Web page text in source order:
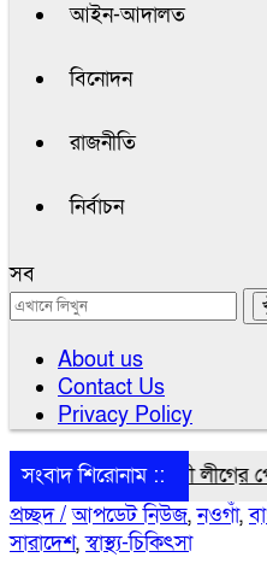
আইন-আদালত
বিনোদন
রাজনীতি
নির্বাচন
সব
About us
Contact Us
Privacy Policy
সংবাদ শিরোনাম ::
লীগের পৌর সভাপতি কাজী
প্রচ্ছদ / আপডেট নিউজ,নওগাঁ,
সারাদেশ,স্বাস্থ্য-চিকিৎসা